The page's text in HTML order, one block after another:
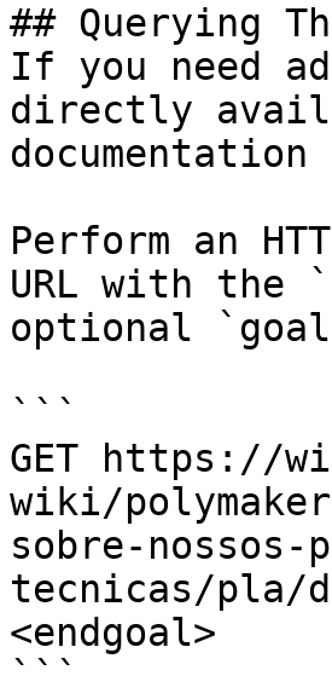
## Querying
If you need
directly
Perform an
URL with the
optional
```
GET https://
wiki/
sobre-nossos-
tecnicas/pla/
<endgoal>
```